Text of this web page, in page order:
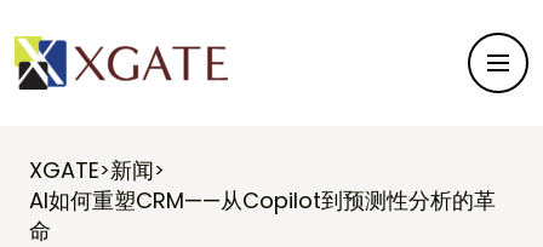
XGATE>新闻>
AI如何重塑CRM——从Copilot到预测性分析的革
命